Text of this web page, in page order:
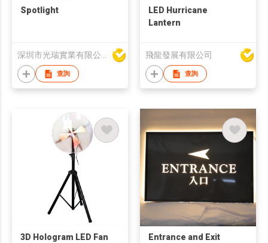
Spotlight
查詢
LED Hurricane
Lantern
飛龍發展有限公司
查詢
3D Hologram LED Fan
Entrance and Exit